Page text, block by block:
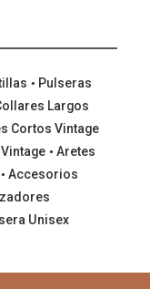
Pulseras
Largos
Cortos Vintage
Aretes
Accesorios
Unisex